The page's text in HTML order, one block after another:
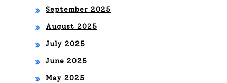
N
LA
LLE
GA
September 2025
August 2025
July 2025
June 2025
May 2025